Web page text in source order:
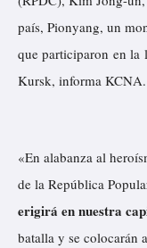
país, Pionyang, un
que participaron en la
Kursk, informa KCNA.
«En alabanza al
de la República
erigirá en nuestra
batalla y se colocarán